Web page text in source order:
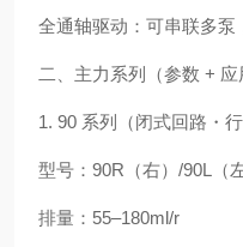
全通轴驱动：可串联多泵
二、主力系列（参数 + 应
1. 90 系列（闭式回路・行
型号：90R（右）/90L（左
排量：55–180ml/r